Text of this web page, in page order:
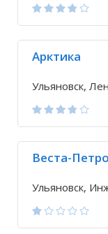
Арктика
Ульяновск,
Веста-
Ульяновск,